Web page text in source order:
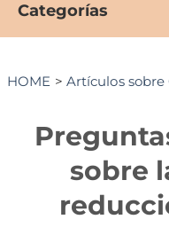
Categorías
HOME > Artículos
sobre